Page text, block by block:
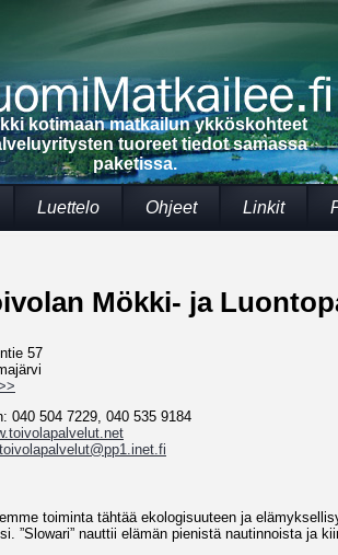
kotimaan matkailun ykköskohteet
tuoreet tiedot samassa
paketissa.
Luettelo Ohjeet Linkit
Mökki- ja
57
040 504 7229, 040 535 9184
toivolapalvelut@pp1.inet.fi
toiminta tähtää ekologisuuteen ja
”Slowari” nauttii elämän pienistä nautinnoista ja